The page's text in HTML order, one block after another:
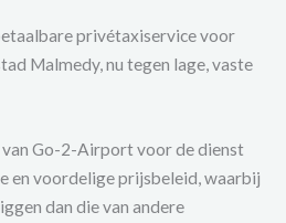
privétaxiservice voor
Malmedy, nu tegen lage, vaste
van Go-2-Airport voor de dienst
en voordelige prijsbeleid, waarbij
dan die van andere